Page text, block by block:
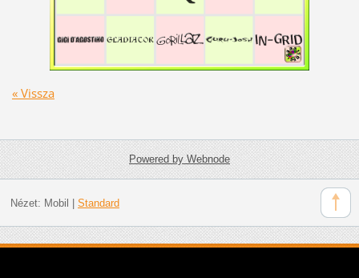
« Vissza
Powered by Webnode
Nézet: Mobil Standard